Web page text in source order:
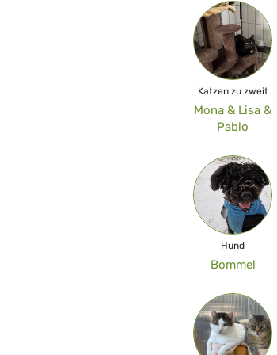
Katzen zu zweit
Mona & Lisa &
Pablo
Hund
Bommel